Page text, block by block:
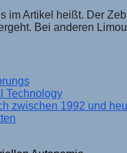
im Artikel heißt. Der
Bei anderen
Technology
zwischen 1992 und